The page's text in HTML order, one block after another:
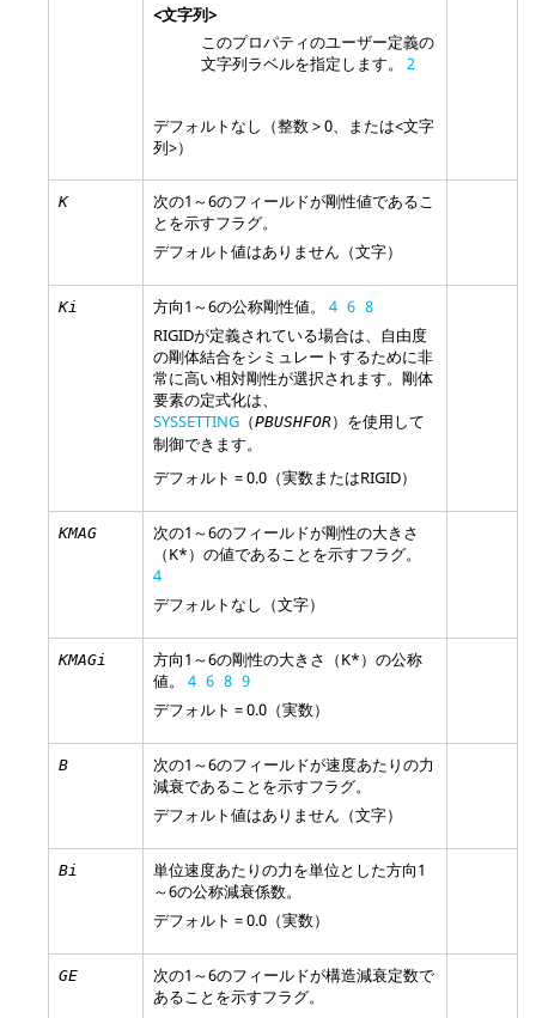
<文字列>
このプロパティのユーザー定義の
文字列ラベルを指定します。 2
デフォルトなし（整数 > 0、または<文字
列>）
K
次の1～6のフィールドが剛性値であるこ
とを示すフラグ。
デフォルト値はありません（文字）
Ki 方向1～6の公称剛性値。 4 6 8
RIGIDが定義されている場合は、自由度
の剛体結合をシミュレートするために非
常に高い相対剛性が選択されます。剛体
要素の定式化は、
SYSSETTING （PBUSHFOR）を使用して
制御できます。
デフォルト = 0.0（実数またはRIGID）
KMAG
次の1～6のフィールドが剛性の大きさ
（K*）の値であることを示すフラグ。
4
デフォルトなし（文字）
KMAGi
方向1～6の剛性の大きさ（K*）の公称
値。 4 6 8 9
デフォルト = 0.0（実数）
B
次の1～6のフィールドが速度あたりの力
減衰であることを示すフラグ。
デフォルト値はありません（文字）
Bi
単位速度あたりの力を単位とした方向1
～6の公称減衰係数。
デフォルト = 0.0（実数）
GE
次の1～6のフィールドが構造減衰定数で
あることを示すフラグ。